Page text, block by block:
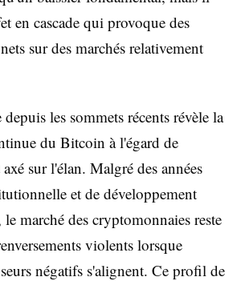
en cascade qui provoque des
sur des marchés relativement
les sommets récents révèle la
du Bitcoin à l'égard de
sur l'élan. Malgré des années
et de développement
marché des cryptomonnaies reste
violents lorsque
négatifs s'alignent. Ce profil de